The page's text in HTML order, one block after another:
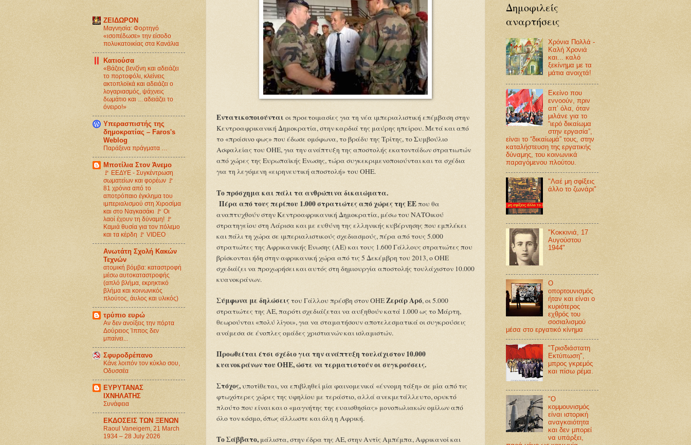
Εντατικοποιούνται οι προετοιμασίες για τη νέα ιμπεριαλιστική επέμβαση στην
Κεντροαφρικανική Δημοκρατία, στην καρδιά της μαύρης ηπείρου. Μετά και από
το «πράσινο φως» που έδωσε ομόφωνα, το βράδυ της Τρίτης, το Συμβούλιο
Ασφαλείας του ΟΗΕ, για την ανάπτυξη της αποστολής εκατοντάδων στρατιωτών
από χώρες της Ευρωπαϊκής Ενωσης, τώρα συγκεκριμενοποιούνται και τα σχέδια
για τη λεγόμενη «ειρηνευτική αποστολή» του ΟΗΕ.
Το πρόσχημα και πάλι τα ανθρώπινα δικαιώματα.
Πέρα από τους περίπου 1.000 στρατιώτες από χώρες της ΕΕπου θα
αναπτυχθούν στην Κεντροαφρικανική Δημοκρατία, μέσω του ΝΑΤΟικού
στρατηγείου στη Λάρισα και με ευθύνη της ελληνικής κυβέρνησης που εμπλέκει
και πάλι τη χώρα σε ιμπεριαλιστικούς σχεδιασμούς, πέρα από τους 5.000
στρατιώτες της Αφρικανικής Ενωσης (ΑΕ) και τους 1.600 Γάλλους στρατιώτες που
βρίσκονται ήδη στην αφρικανική χώρα από τις 5 Δεκέμβρη του 2013, ο ΟΗΕ
σχεδιάζει να προχωρήσει και αυτός στη δημιουργία αποστολής τουλάχιστον 10.000
κυανοκράνων.
Σύμφωνα με δηλώσειςτου Γάλλου πρέσβη στον ΟΗΕΖεράρ Αρό, οι 5.000
στρατιώτες της ΑΕ, παρότι σχεδιάζεται να αυξηθούν κατά 1.000 ως το Μάρτη,
θεωρούνται «πολύ λίγοι», για να σταματήσουν αποτελεσματικά οι συγκρούσεις
ανάμεσα σε ένοπλες ομάδες χριστιανών και ισλαμιστών.
Προωθείται έτσι σχέδιο για την ανάπτυξη τουλάχιστον 10.000
κυανοκράνων του ΟΗΕ, ώστε να τερματιστούν οι συγκρούσεις.
Στόχος,υποτίθεται, να επιβληθεί μία φαινομενικά «έννομη τάξη» σε μία από τις
φτωχότερες χώρες της υφηλίου με τεράστιο, αλλά ανεκμετάλλευτο, ορυκτό
πλούτο που είναι και ο «μαγνήτης της ευαισθησίας» μονοπωλιακών ομίλων από
όλο τον κόσμο, όπως άλλωστε και όλη η Αφρική.
Tο Σάββατο, μάλιστα, στην έδρα της ΑΕ, στην Αντίς Αμπέμπα, Αφρικανοί και
ΖΕΙΔΩΡΟΝ
Μαγνησία: Φορτηγό
«ισοπέδωσε» την είσοδο
πολυκατοικίας στα Κανάλια
Κατιούσα
«Βάζεις βενζίνη και αδειάζει
το πορτοφόλι, κλείνεις
ακτοπλοϊκά και αδειάζει ο
λογαριασμός, ψάχνεις
δωμάτιο και …αδειάζει το
όνειρο!»
Υπερασπιστής της
δημοκρατίας – Faros's
Weblog
Παράξενα πράγματα …
Μποτίλια Στον Άνεμο
🚩 ΕΕΔΥΕ - Συγκέντρωση
σωματείων και φορέων 🚩
81 χρόνια από το
αποτρόπαιο έγκλημα του
ιμπεριαλισμού στη Χιροσίμα
και στο Ναγκασάκι 🚩 Οι
λαοί έχουν τη δύναμη! 🚩
Καμιά θυσία για τον πόλεμο
και τα κέρδη 🚩 VIDEO
Ανωτάτη Σχολή Κακών
Τεχνών
ατομική βόμβα: καταστροφή
μέσω αυτοκαταστροφής
(απλό βλήμα, εκρηκτικό
βλήμα και κοινωνικός
πλούτος, άυλος και υλικός)
τρύπιο ευρώ
Αν δεν ανοίξεις την πόρτα
Δούρειος Ίππος δεν
μπαίνει...
Σφυροδρέπανο
Κάνε λοιπόν τον κύκλο σου,
Οδυσσέα
ΕΥΡΥΤΑΝΑΣ
ΙΧΝΗΛΑΤΗΣ
Συνάφεια
ΕΚΔΟΣΕΙΣ ΤΩΝ ΞΕΝΩΝ
Raoul Vaneigem, 21 March
1934 – 28 July 2026
Δημοφιλείς
αναρτήσεις
Χρόνια Πολλά -
Καλή Χρονιά
και... καλό
ξεκίνημα με τα
μάτια ανοιχτά!
Εκείνο που
εννοούν, πριν
απ’ όλα, όταν
μιλάνε για το
“ιερό δικαίωμα
στην εργασία”,
είναι το “δικαίωμά” τους, στην
καταλήστευση της εργατικής
δύναμης, του κοινωνικά
παραγόμενου πλούτου.
"Λαέ μη σφίξεις
άλλο το ζωνάρι"
"Κοκκινιά, 17
Aυγούστου
1944"
Ο
οπορτουνισμός
ήταν και είναι ο
κυριότερος
εχθρός του
σοσιαλισμού
μέσα στο εργατικό κίνημα
"Τρισδιάστατη
Εκτύπωση",
μπρος γκρεμός
και πίσω ρέμα.
"Ο
κομμουνισμός
είναι ιστορική
αναγκαιότητα
και δεν μπορεί
να υπάρξει,